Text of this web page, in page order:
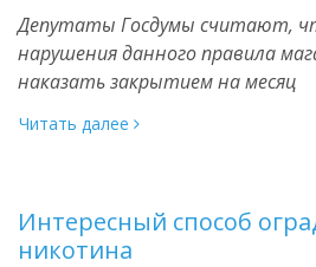
Депутаты Госдумы считают,
нарушения данного правила
наказать закрытием на месяц
Читать далее
Интересный способ
никотина